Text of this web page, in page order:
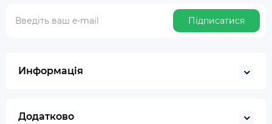
Підписатися
Информація
Додатково